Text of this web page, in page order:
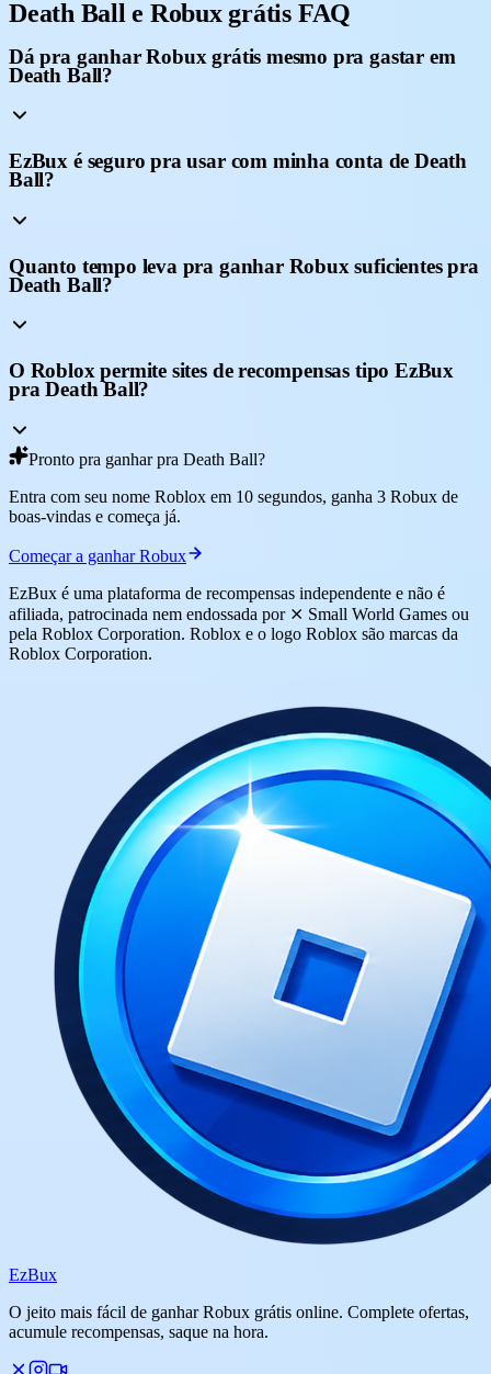
Death Ball e Robux grátis FAQ
Dá pra ganhar Robux grátis mesmo pra gastar em
Death Ball?
EzBux é seguro pra usar com minha conta de Death
Ball?
Quanto tempo leva pra ganhar Robux suficientes pra
Death Ball?
O Roblox permite sites de recompensas tipo EzBux
pra Death Ball?
Pronto pra ganhar pra Death Ball?
Entra com seu nome Roblox em 10 segundos, ganha 3 Robux de
boas-vindas e começa já.
Começar a ganhar Robux
EzBux é uma plataforma de recompensas independente e não é
afiliada, patrocinada nem endossada por ⨯ Small World Games ou
pela Roblox Corporation. Roblox e o logo Roblox são marcas da
Roblox Corporation.
EzBux
O jeito mais fácil de ganhar Robux grátis online. Complete ofertas,
acumule recompensas, saque na hora.